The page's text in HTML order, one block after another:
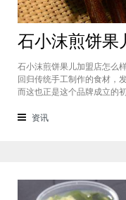
石小沫煎饼果儿加盟店怎么
回归传统手工制作的食材，
而这也正是这个品牌成立的
儿加盟怎么样？适不适合加
资讯